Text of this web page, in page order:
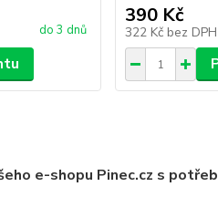
do 3 dnů
390 Kč
322 Kč bez DPH
e-shopu Pinec.cz s